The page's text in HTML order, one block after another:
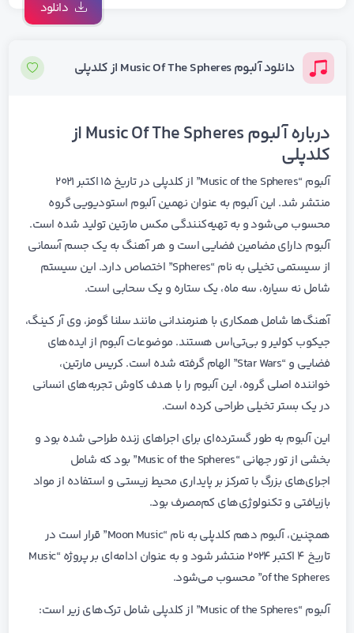
دانلود
دانلود آلبوم Music Of The Spheres از کلدپلی
درباره آلبوم Music Of The Spheres از
کلدپلی
آلبوم “Music of the Spheres” از کلدپلی در تاریخ ۱۵ اکتبر ۲۰۲۱
منتشر شد. این آلبوم به عنوان نهمین آلبوم استودیویی گروه
محسوب می‌شود و به تهیه‌کنندگی مکس مارتین تولید شده است.
آلبوم دارای مضامین فضایی است و هر آهنگ به یک جسم آسمانی
از سیستمی تخیلی به نام “Spheres” اختصاص دارد. این سیستم
شامل نه سیاره، سه ماه، یک ستاره و یک سحابی است.
آهنگ‌ها شامل همکاری با هنرمندانی مانند سلنا گومز، وی آر کینگ،
جیکوب کولیر و بی‌تی‌اس هستند. موضوعات آلبوم از ایده‌های
فضایی و “Star Wars” الهام گرفته شده است. کریس مارتین،
خواننده اصلی گروه، این آلبوم را با هدف کاوش تجربه‌های انسانی
در یک بستر تخیلی طراحی کرده است.
این آلبوم به طور گسترده‌ای برای اجراهای زنده طراحی شده بود و
بخشی از تور جهانی “Music of the Spheres” بود که شامل
اجرای‌های بزرگ با تمرکز بر پایداری محیط زیستی و استفاده از مواد
بازیافتی و تکنولوژی‌های کم‌مصرف بود.
همچنین، آلبوم دهم کلدپلی به نام “Moon Music” قرار است در
تاریخ ۴ اکتبر ۲۰۲۴ منتشر شود و به عنوان ادامه‌ای بر پروژه “Music
of the Spheres” محسوب می‌شود.
آلبوم “Music of the Spheres” از کلدپلی شامل ترک‌های زیر است: